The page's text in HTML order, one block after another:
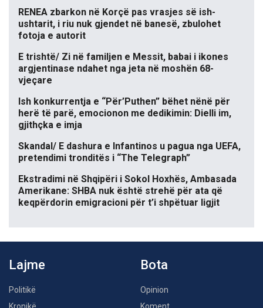
RENEA zbarkon në Korçë pas vrasjes së ish-
ushtarit, i riu nuk gjendet në banesë, zbulohet
fotoja e autorit
E trishtë/ Zi në familjen e Messit, babai i ikones
argjentinase ndahet nga jeta në moshën 68-
vjeçare
Ish konkurrentja e “Për’Puthen” bëhet nënë për
herë të parë, emocionon me dedikimin: Dielli im,
gjithçka e imja
Skandal/ E dashura e Infantinos u pagua nga UEFA,
pretendimi tronditës i “The Telegraph”
Ekstradimi në Shqipëri i Sokol Hoxhës, Ambasada
Amerikane: SHBA nuk është strehë për ata që
keqpërdorin emigracioni për t’i shpëtuar ligjit
Lajme
Politikë
Kronikë
Bota
Opinion
Koment